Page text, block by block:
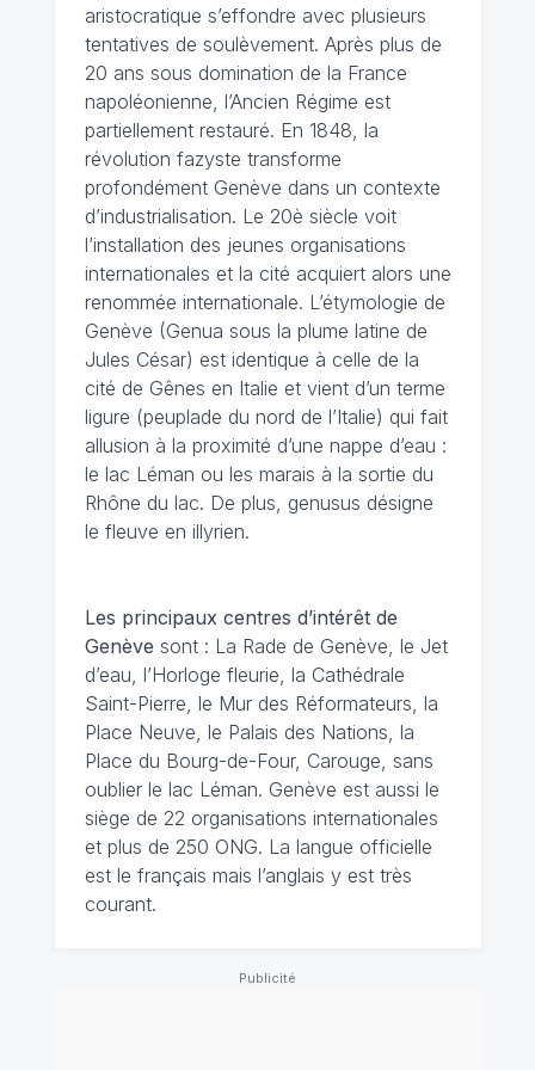
aristocratique s’effondre avec plusieurs
tentatives de soulèvement. Après plus de
20 ans sous domination de la France
napoléonienne, l’Ancien Régime est
partiellement restauré. En 1848, la
révolution fazyste transforme
profondément Genève dans un contexte
d’industrialisation. Le 20è siècle voit
l’installation des jeunes organisations
internationales et la cité acquiert alors une
renommée internationale. L’étymologie de
Genève (Genua sous la plume latine de
Jules César) est identique à celle de la
cité de Gênes en Italie et vient d’un terme
ligure (peuplade du nord de l’Italie) qui fait
allusion à la proximité d’une nappe d’eau :
le lac Léman ou les marais à la sortie du
Rhône du lac. De plus, genusus désigne
le fleuve en illyrien.
Les principaux centres d’intérêt de
Genève sont : La Rade de Genève, le Jet
d’eau, l’Horloge fleurie, la Cathédrale
Saint-Pierre, le Mur des Réformateurs, la
Place Neuve, le Palais des Nations, la
Place du Bourg-de-Four, Carouge, sans
oublier le lac Léman. Genève est aussi le
siège de 22 organisations internationales
et plus de 250 ONG. La langue officielle
est le français mais l’anglais y est très
courant.